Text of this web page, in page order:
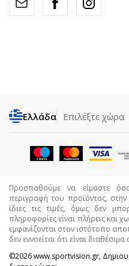
Ελλάδα Επιλέξτε χώρα
Προσπαθούμε να είμαστε
περιγραφή του προϊόντος,
ίδιες τις τιμές, όμως δεν
πληροφορίες είναι πλήρεις και
εμφανίζονται στον ιστότοπο
δεν εννοείται ότι είναι
©2026www.sportvision.gr,